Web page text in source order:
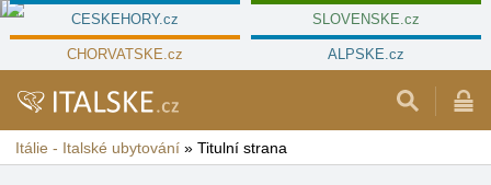
CESKEHORY.cz SLOVENSKE.cz
CHORVATSKE.cz ALPSKE.cz
Itálie - Italské ubytování » Titulní strana